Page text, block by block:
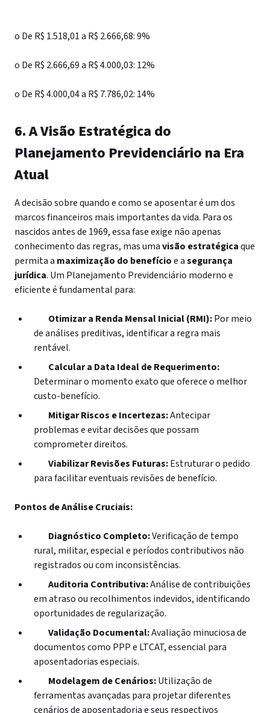
o De R$ 1.518,01 a R$ 2.666,68: 9%
o De R$ 2.666,69 a R$ 4.000,03: 12%
o De R$ 4.000,04 a R$ 7.786,02: 14%
6. A Visão Estratégica do
Planejamento Previdenciário na Era
Atual
A decisão sobre quando e como se aposentar é um dos
marcos financeiros mais importantes da vida. Para os
nascidos antes de 1969, essa fase exige não apenas
conhecimento das regras, mas umavisão estratégicaque
permita a maximização do benefícioe asegurança
jurídica. Um Planejamento Previdenciário moderno e
eficiente é fundamental para:
Otimizar a Renda Mensal Inicial (RMI):Por meio
de análises preditivas, identificar a regra mais
rentável.
Calcular a Data Ideal de Requerimento:
Determinar o momento exato que oferece o melhor
custo-benefício.
Mitigar Riscos e Incertezas:Antecipar
problemas e evitar decisões que possam
comprometer direitos.
Viabilizar Revisões Futuras:Estruturar o pedido
para facilitar eventuais revisões de benefício.
Pontos de Análise Cruciais:
Diagnóstico Completo:Verificação de tempo
rural, militar, especial e períodos contributivos não
registrados ou com inconsistências.
Auditoria Contributiva:Análise de contribuições
em atraso ou recolhimentos indevidos, identificando
oportunidades de regularização.
Validação Documental:Avaliação minuciosa de
documentos como PPP e LTCAT, essencial para
aposentadorias especiais.
Modelagem de Cenários:Utilização de
ferramentas avançadas para projetar diferentes
cenários de aposentadoria e seus respectivos